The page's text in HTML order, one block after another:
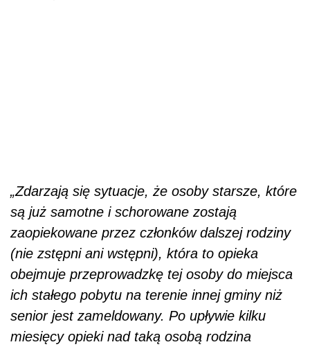
„Zdarzają się sytuacje, że osoby starsze, które
są już samotne i schorowane zostają
zaopiekowane przez członków dalszej rodziny
(nie zstępni ani wstępni), która to opieka
obejmuje przeprowadzkę tej osoby do miejsca
ich stałego pobytu na terenie innej gminy niż
senior jest zameldowany. Po upływie kilku
miesięcy opieki nad taką osobą rodzina